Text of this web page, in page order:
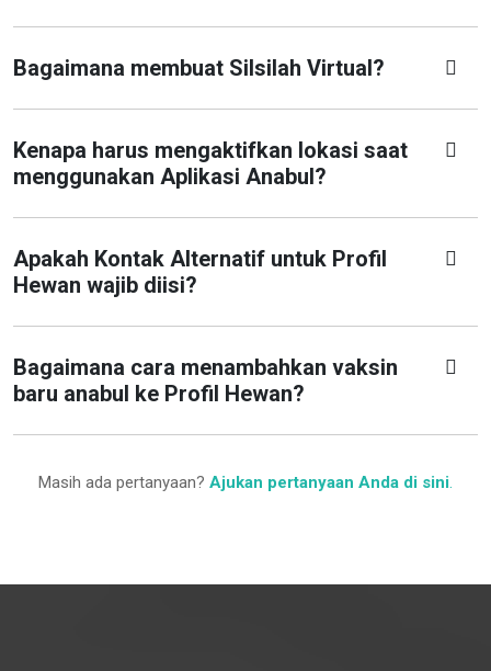
Bagaimana membuat Silsilah Virtual?
Kenapa harus mengaktifkan lokasi saat
menggunakan Aplikasi Anabul?
Apakah Kontak Alternatif untuk Profil
Hewan wajib diisi?
Bagaimana cara menambahkan vaksin
baru anabul ke Profil Hewan?
Masih ada pertanyaan? Ajukan pertanyaan Anda di sini.